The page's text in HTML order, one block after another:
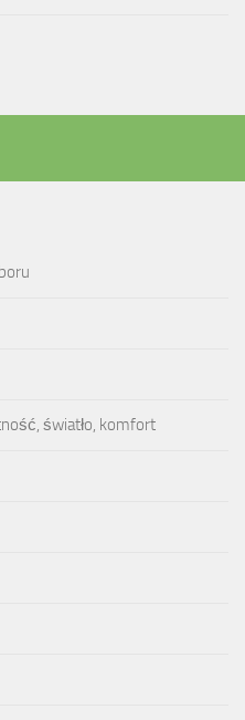
światło, komfort